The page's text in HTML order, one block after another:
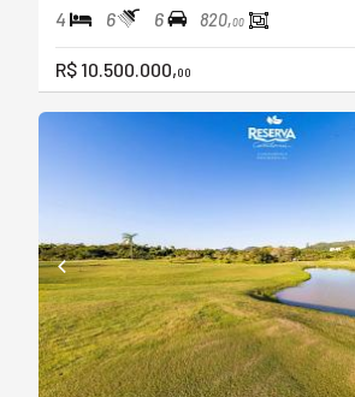
4 6 6 820,00
R$ 10.500.000,00